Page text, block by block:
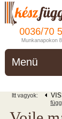
0036/70
Munkanapokon
Menü
Itt vagyok: